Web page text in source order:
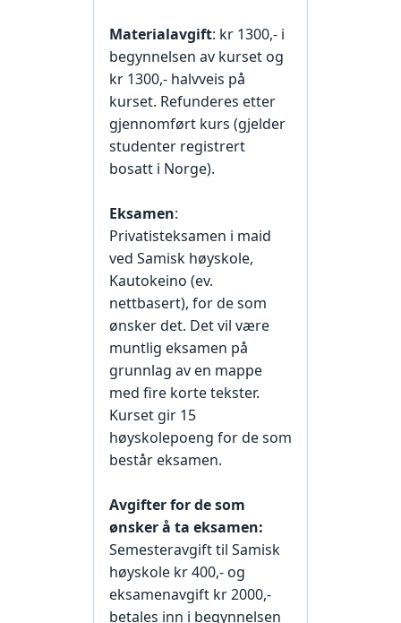
Materialavgift: kr 1300,- i
begynnelsen av kurset og
kr 1300,- halvveis på
kurset. Refunderes etter
gjennomført kurs (gjelder
studenter registrert
bosatt i Norge).
Eksamen:
Privatisteksamen i maid
ved Samisk høyskole,
Kautokeino (ev.
nettbasert), for de som
ønsker det. Det vil være
muntlig eksamen på
grunnlag av en mappe
med fire korte tekster.
Kurset gir 15
høyskolepoeng for de som
består eksamen.
Avgifter for de som
ønsker å ta eksamen:
Semesteravgift til Samisk
høyskole kr 400,- og
eksamenavgift kr 2000,-
betales inn i begynnelsen